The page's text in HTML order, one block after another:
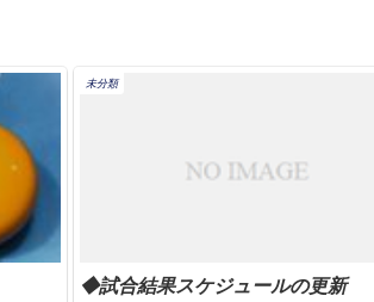
未分類
◆試合結果スケジュールの更新